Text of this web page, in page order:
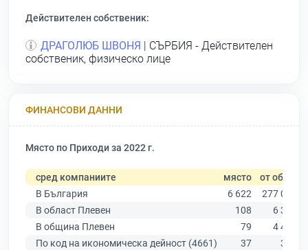
Действителен собственик:
ДРАГОЛЮБ ШВОНЯ
| СЪРБИЯ - Действителен
собственик, физическо лице
ФИНАНСОВИ ДАННИ
Място по Приходи за 2022 г.
сред компаниите място от общо
В България
6 622
277 019
В област Плевен
108
6 347
В община Плевен
79
4 459
По код на икономическа дейност (4661)
37 321